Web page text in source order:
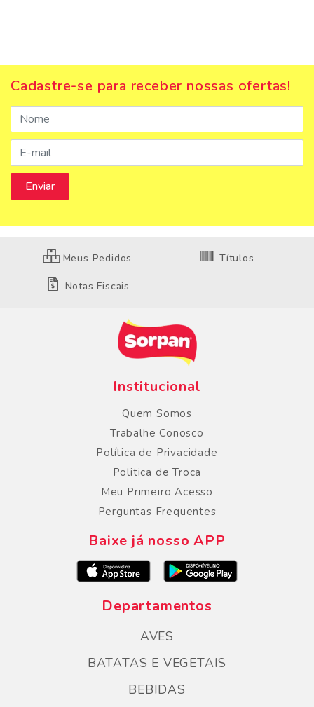
Cadastre-se para receber nossas ofertas!
Meus Pedidos Títulos
Notas Fiscais
Institucional
Quem Somos
Trabalhe Conosco
Política de Privacidade
Politica de Troca
Meu Primeiro Acesso
Perguntas Frequentes
Baixe já nosso APP
Departamentos
AVES
BATATAS E VEGETAIS
BEBIDAS